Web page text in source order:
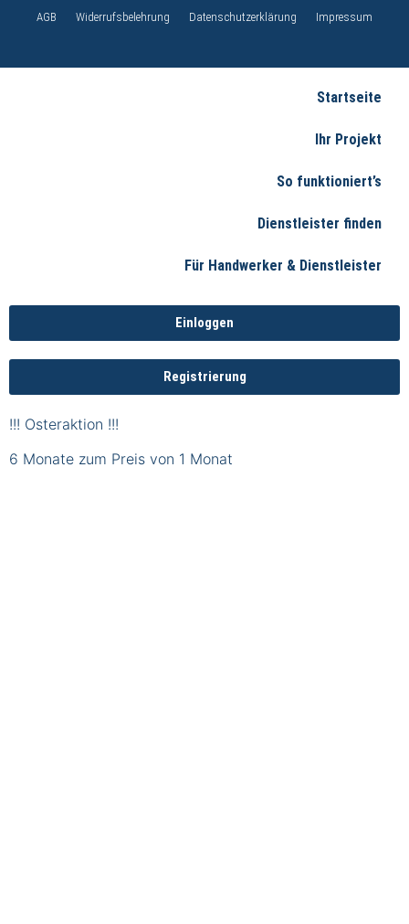
AGB Widerrufsbelehrung Datenschutzerklärung Impressum
Startseite
Ihr Projekt
So funktioniert’s
Dienstleister finden
Für Handwerker & Dienstleister
Einloggen
Registrierung
!!! Osteraktion !!!
6 Monate zum Preis von 1 Monat